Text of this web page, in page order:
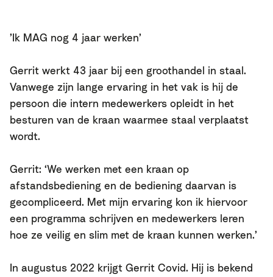
’Ik MAG nog 4 jaar werken’
Gerrit werkt 43 jaar bij een groothandel in staal.
Vanwege zijn lange ervaring in het vak is hij de
persoon die intern medewerkers opleidt in het
besturen van de kraan waarmee staal verplaatst
wordt.
Gerrit: ‘We werken met een kraan op
afstandsbediening en de bediening daarvan is
gecompliceerd. Met mijn ervaring kon ik hiervoor
een programma schrijven en medewerkers leren
hoe ze veilig en slim met de kraan kunnen werken.’
In augustus 2022 krijgt Gerrit Covid. Hij is bekend